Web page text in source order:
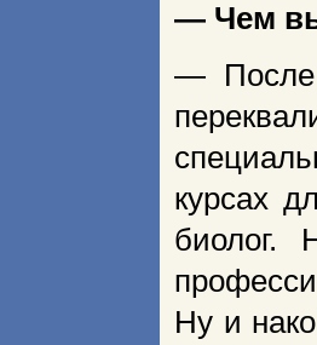
— Чем
— После
курсах
биолог.
Ну и